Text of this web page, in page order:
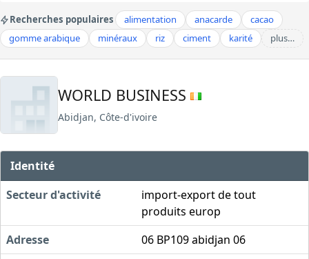
Recherches populaires alimentation anacarde
cacao
gomme arabique
minéraux riz ciment karité plus…
WORLD BUSINESS
Abidjan, Côte-d'ivoire
Identité
Secteur d'activité
import-export de tout
produits europ
Adresse
06 BP109 abidjan 06